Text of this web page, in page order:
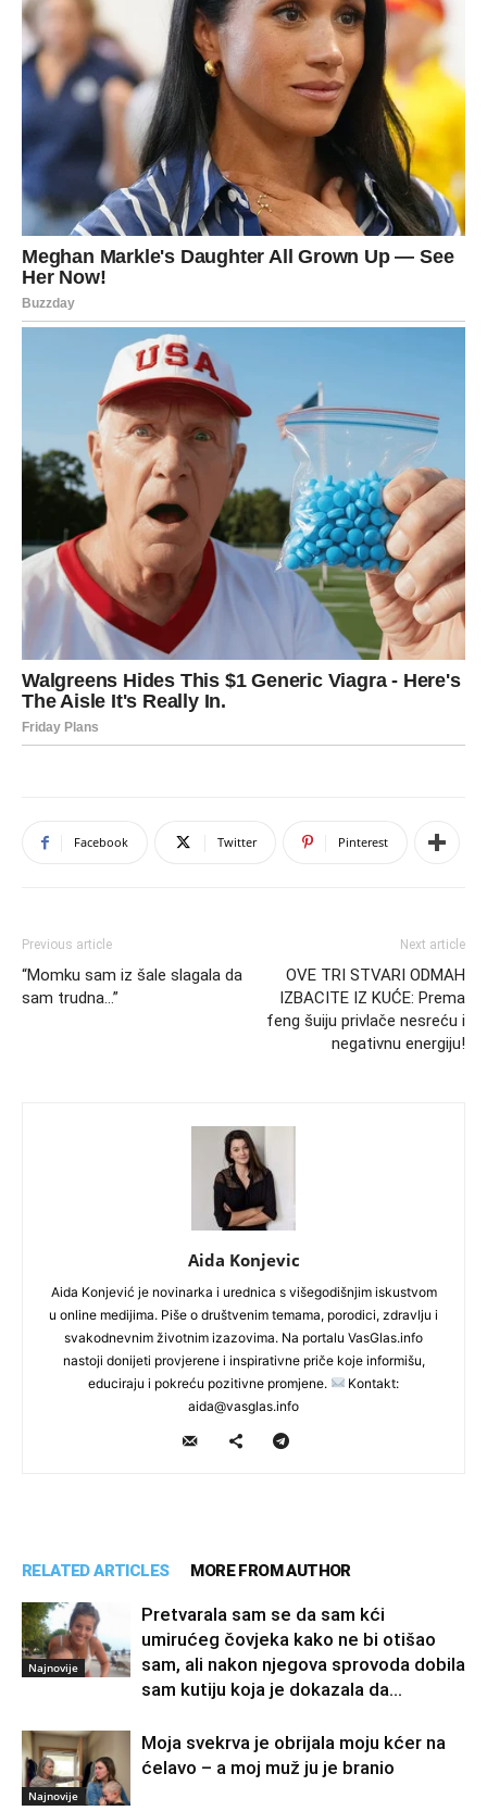
Facebook Twitter Pinterest
Previous article
“Momku sam iz šale slagala da
sam trudna…”
Next article
OVE TRI STVARI ODMAH
IZBACITE IZ KUĆE: Prema
feng šuiju privlače nesreću i
negativnu energiju!
Aida Konjevic
Aida Konjević je novinarka i urednica s višegodišnjim iskustvom
u online medijima. Piše o društvenim temama, porodici, zdravlju i
svakodnevnim životnim izazovima. Na portalu VasGlas.info
nastoji donijeti provjerene i inspirativne priče koje informišu,
educiraju i pokreću pozitivne promjene.
Kontakt:
aida@vasglas.info
RELATED ARTICLES MORE FROM AUTHOR
Najnovije
Pretvarala sam se da sam kći
umirućeg čovjeka kako ne bi otišao
sam, ali nakon njegova sprovoda dobila
sam kutiju koja je dokazala da...
Najnovije
Moja svekrva je obrijala moju kćer na
ćelavo – a moj muž ju je branio